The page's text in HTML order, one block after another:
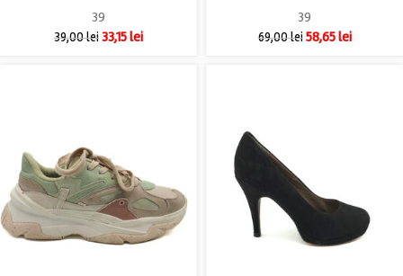
39
39,00lei33,15lei
39
69,00lei 58,65lei